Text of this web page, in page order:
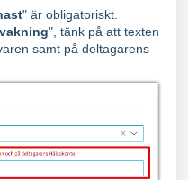
" är obligatoriskt.
", tänk på att texten
samt på deltagarens